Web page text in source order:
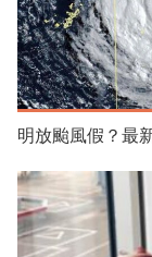
明放颱風假？最